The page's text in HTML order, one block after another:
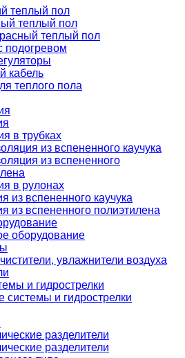
теплый пол
теплый пол
теплый пол
подогревом
кабель
теплого пола
в трубках
из вспененного каучука
из вспененного
в рулонах
из вспененного каучука
из вспененного полиэтилена
оборудование
увлажнители воздуха
и гидрострелки
системы и гидрострелки
разделители
разделители